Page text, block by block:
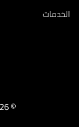
الخدمات
© 2026 The Fashion Club | نادي الأزياء.